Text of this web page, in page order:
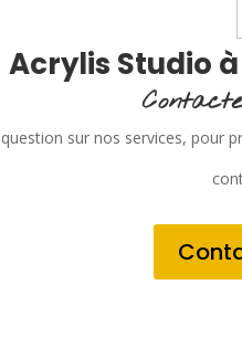
Acrylis Studio
sur nos services, pour